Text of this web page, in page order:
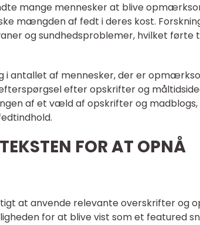
mange mennesker at blive
mængden af fedt i deres kost.
og sundhedsproblemer, hvilket førte
i antallet af mennesker, der er
efter opskrifter og
af et væld af opskrifter og
FOR AT OPNÅ
at anvende relevante overskrifter og
for at blive vist som et featured